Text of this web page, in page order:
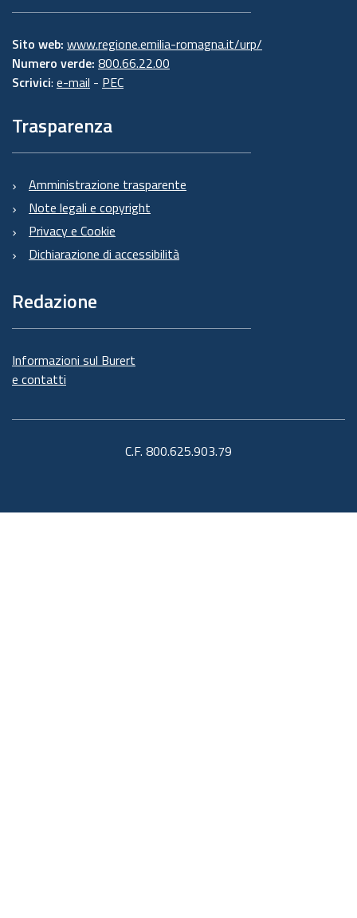
Sito web: www.regione.emilia-romagna.it/urp/
Numero verde: 800.66.22.00
Scrivici: e-mail - PEC
Trasparenza
Amministrazione trasparente
Note legali e copyright
Privacy e Cookie
Dichiarazione di accessibilità
Redazione
Informazioni sul Burert
e contatti
C.F. 800.625.903.79